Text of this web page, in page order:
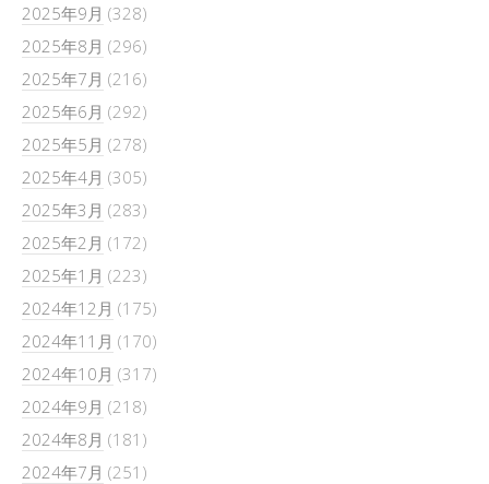
2025年9月 (328)
2025年8月 (296)
2025年7月 (216)
2025年6月 (292)
2025年5月 (278)
2025年4月 (305)
2025年3月 (283)
2025年2月 (172)
2025年1月 (223)
2024年12月 (175)
2024年11月 (170)
2024年10月 (317)
2024年9月 (218)
2024年8月 (181)
2024年7月 (251)